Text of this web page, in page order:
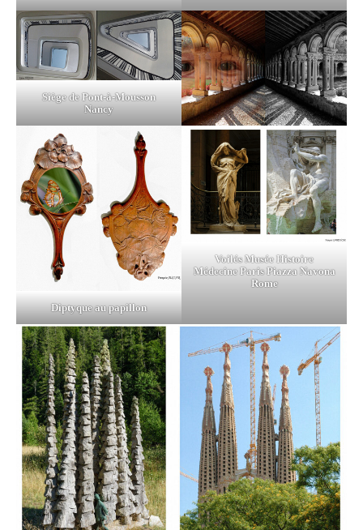
Siège de Pont-à-Mousson
Nancy
Diptyque au papillon
Voilés Musée Histoire
Médecine Paris Piazza Navona
Rome